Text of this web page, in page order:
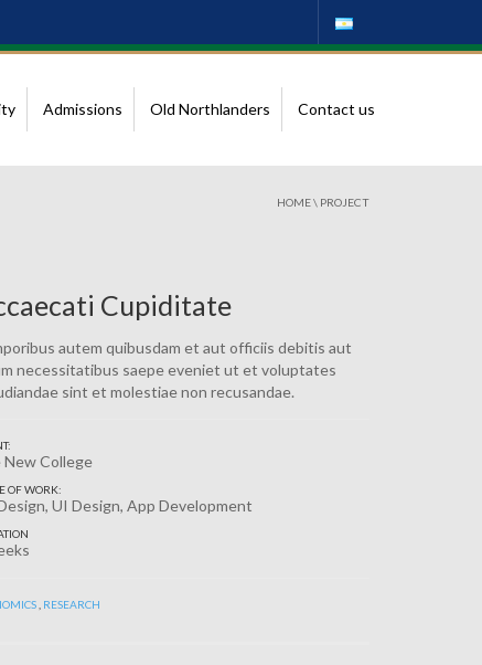
Admissions Old Northlanders Contact us
HOME\ PROJECT
Cupiditate
autem quibusdam et aut officiis debitis aut
necessitatibus saepe eveniet ut et voluptates
sint et molestiae non recusandae.
New College
OF WORK:
UI Design, App Development
RESEARCH